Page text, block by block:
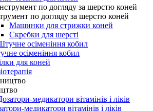
по догляду за шерстю коней
Машинки для стрижки коней
Скребки для шерсті
осіменіння кобил
для коней
медикатори вітамінів і ліків